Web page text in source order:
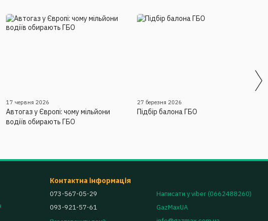
17 червня 2026
Автогаз у Європі: чому мільйони
водіїв обирають ГБО
27 березня 2026
Підбір балона ГБО
Контактна інформація
073-567-05-29
093-921-57-61
Написати у viber (0662488260)
GazMaxUA